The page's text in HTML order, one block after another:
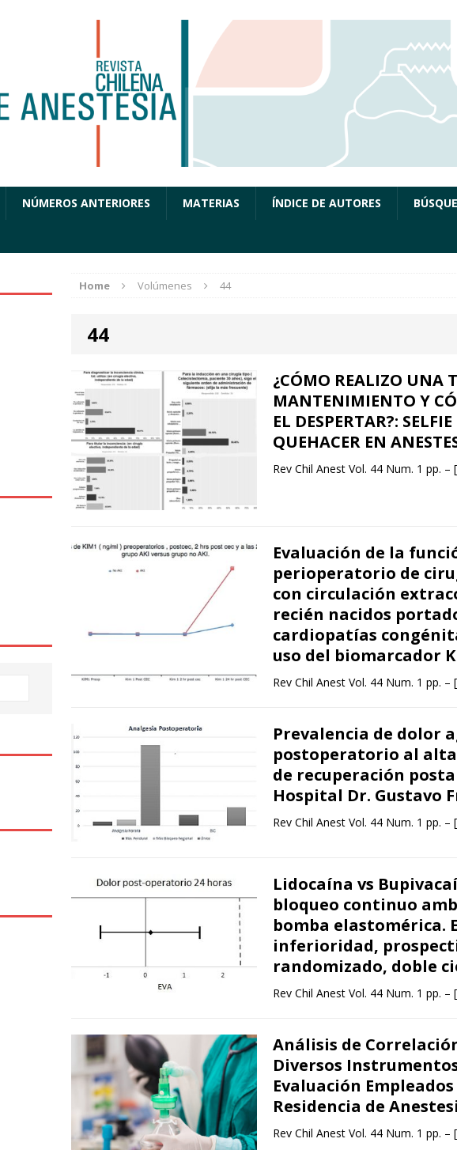
NÚMEROS ANTERIORES MATERIAS ÍNDICE DE AUTORES
Home Volúmenes 44
44
¿CÓMO REALIZO UNA
MANTENIMIENTO Y
EL DESPERTAR?:
QUEHACER EN
Rev Chil Anest Vol. 44 Num. 1 pp. –
Evaluación de la
perioperatorio de
con circulación
recién nacidos
cardiopatías
uso del biomarcador
Rev Chil Anest Vol. 44 Num. 1 pp. –
Prevalencia de dolor
postoperatorio al
de recuperación
Hospital Dr. Gustavo
Rev Chil Anest Vol. 44 Num. 1 pp. –
Lidocaína vs
bloqueo continuo
bomba elastomérica.
inferioridad,
randomizado, doble
Rev Chil Anest Vol. 44 Num. 1 pp. –
Análisis de
Diversos
Evaluación
Residencia de
Rev Chil Anest Vol. 44 Num. 1 pp. –